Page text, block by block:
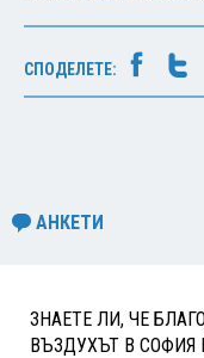
СПОДЕЛЕТЕ:
АНКЕТИ
ЗНАЕТЕ ЛИ, ЧЕ
ВЪЗДУХЪТ В СОФИЯ